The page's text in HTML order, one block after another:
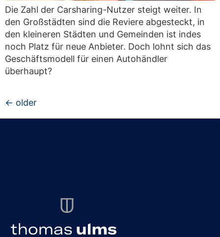
Die Zahl der Carsharing-Nutzer steigt weiter. In
den Großstädten sind die Reviere abgesteckt, in
den kleineren Städten und Gemeinden ist indes
noch Platz für neue Anbieter. Doch lohnt sich das
Geschäftsmodell für einen Autohändler
überhaupt?
← older